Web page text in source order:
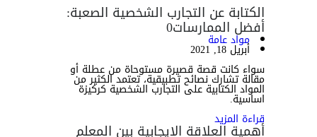
الكتابة عن التجارب الشخصية الصعبة:
أفضل الممارسات0
مواد عامة
أبريل 18, 2021
سواء كانت قصة قصيرة مستوحاة من عطلة أو
مقالة تشارك نصائح تطبيقية، تعتمد الكثير من
المواد الكتابية على التجارب الشخصية كركيزة
اساسية.
قراءة المزيد
أهمية العلاقة الإيجابية بين المعلم